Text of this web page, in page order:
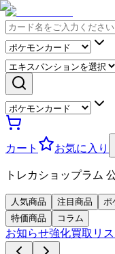
カート お気に入り
トレカショップラム
人気商品 注目商品 ポ
特価商品
コラム
お知らせ強化買取リス